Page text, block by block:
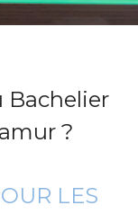
Bachelier
?
LES